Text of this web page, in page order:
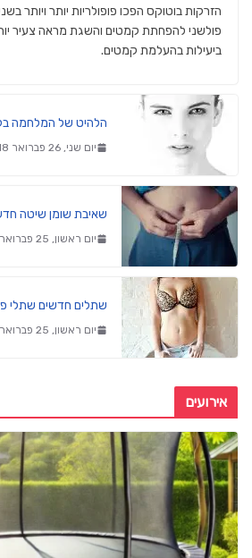
הזרקות בוטוקס הפכו פופולריות יותר ויותר
פולשני להפחתת קמטים והשגת מראה צעיר
ביעילות בהעלמת קמטים.
הלהיט של המלחמה
יום שני, 26 פברואר 2018, 6:52
שאיבת שומן שיטה
יום ראשון, 25 פברואר 2018, 15:47
שתלים חדשים שתלי
יום ראשון, 25 פברואר 2018, 15:45
אירועים